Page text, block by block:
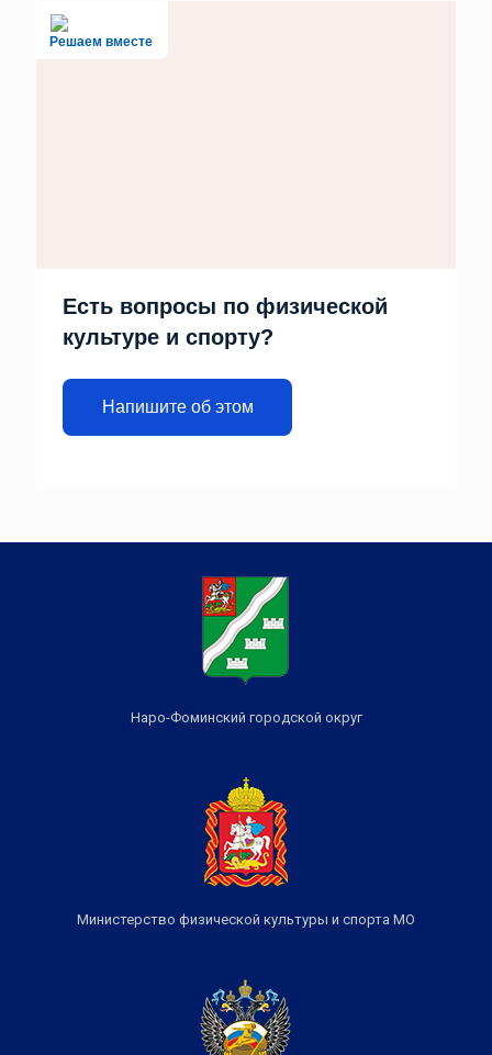
Решаем вместе
Есть вопросы по физической
культуре и спорту?
Напишите об этом
Наро-Фоминский городской округ
Министерство физической культуры и спорта МО